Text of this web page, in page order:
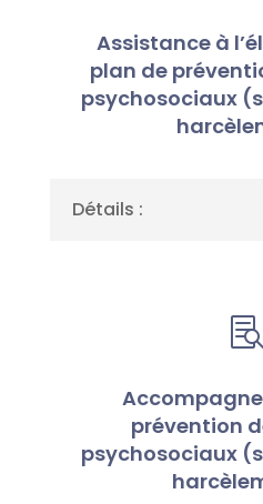
Assistance à
plan de
psychosociaux
Détails :

prévention
psychosociaux